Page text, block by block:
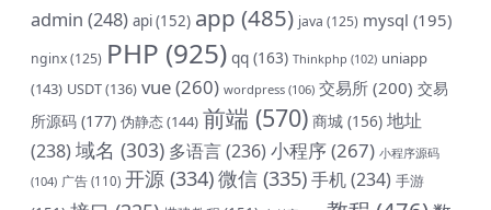
admin (248) api(152) app (485) java (125) mysql (195)
nginx(125) PHP (925) qq (163) Thinkphp (102) uniapp
(143) USDT(136) vue(260) wordpress (106) 交易所 (200) 交易
所源码 (177) 伪静态(144) 前端 (570) 商城 (156) 地址
(238)域名 (303) 多语言(236) 小程序(267) 小程序源码
(104) 广告 (110) 开源 (334)微信 (335)手机(234) 手游